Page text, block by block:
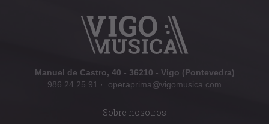
Manuel de Castro, 40 - 36210 - Vigo (Pontevedra)
986 24 25 91 · operaprima@vigomusica.com
Sobre nosotros